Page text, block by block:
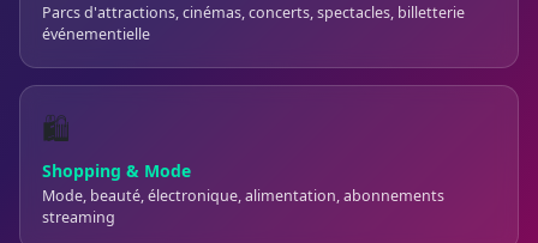
Parcs d'attractions, cinémas, concerts, spectacles, billetterie
événementielle
🛍️
Shopping & Mode
Mode, beauté, électronique, alimentation, abonnements
streaming